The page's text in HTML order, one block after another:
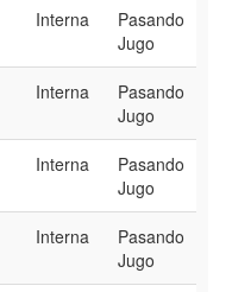
Interna
Pasando
Jugo
Interna
Pasando
Jugo
Interna
Pasando
Jugo
Interna
Pasando
Jugo